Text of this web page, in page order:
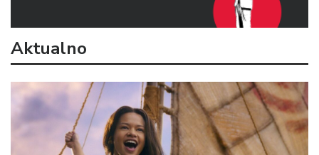
Aktualno